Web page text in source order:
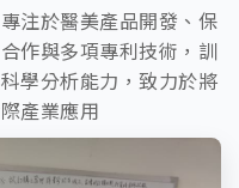
注於醫美產品開發、保
作與多項專利技術，訓
學分析能力，致力於將
產業應用